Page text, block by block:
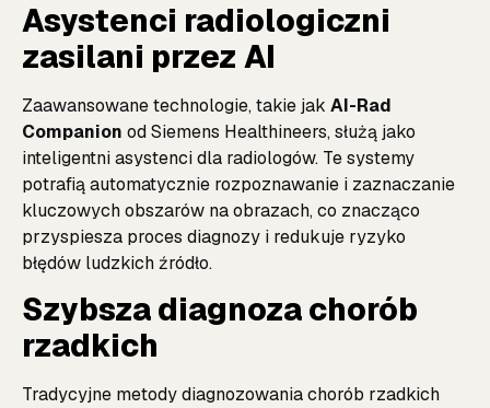
Asystenci radiologiczni
zasilani przez AI
Zaawansowane technologie, takie jak AI-Rad
Companion od Siemens Healthineers, służą jako
inteligentni asystenci dla radiologów. Te systemy
potrafią automatycznie rozpoznawanie i zaznaczanie
kluczowych obszarów na obrazach, co znacząco
przyspiesza proces diagnozy i redukuje ryzyko
błędów ludzkichźródło.
Szybsza diagnoza chorób
rzadkich
Tradycyjne metody diagnozowania chorób rzadkich